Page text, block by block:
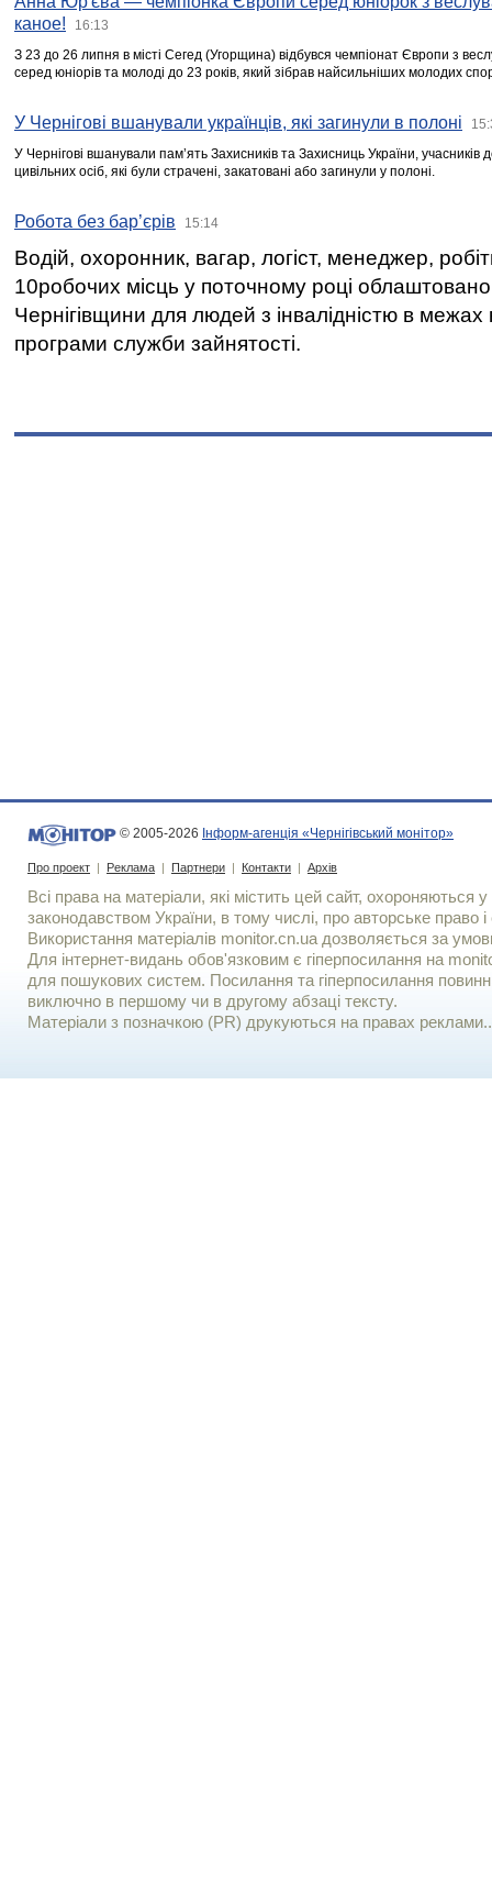
каное!
16:13
З 23 до 26 липня в місті Сегед (Угорщина) відбувся чемпіонат Європи з
серед юніорів та молоді до 23 років, який зібрав найсильніших молодих
У Чернігові вшанували українців, які загинули в полоні
У Чернігові вшанували пам’ять Захисників та Захисниць України,
цивільних осіб, які були страчені, закатовані або загинули у полоні.
Робота без бар’єрів 15:14
Водій, охоронник, вагар, логіст, менеджер,
10робочих місць у поточному році
Чернігівщини для людей з інвалідністю в межах
програми служби зайнятості.
© 2005-2026 Інформ-агенція «Чернігівський монітор»
Про проект | Реклама | Партнери | Контакти | Архів
Всі права на матеріали, які містить цей сайт, охороняються у
законодавством України, в тому числі, про авторське право і
Використання матерiалiв monitor.cn.ua дозволяється за
Для iнтернет-видань обов'язковим є гiперпосилання на
для пошукових систем. Посилання та гіперпосилання
виключно в першому чи в другому абзаці тексту.
Матеріали з позначкою (PR) друкуються на правах реклами..